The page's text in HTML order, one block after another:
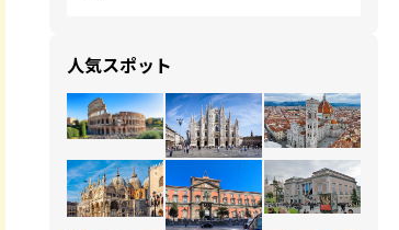
人気スポット